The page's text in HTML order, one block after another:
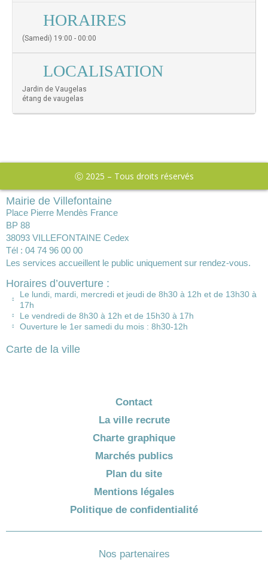
HORAIRES
(Samedi) 19:00 - 00:00
LOCALISATION
Jardin de Vaugelas
étang de vaugelas
Ⓒ 2025 – Tous droits réservés
Mairie de Villefontaine
Place Pierre Mendès France
BP 88
38093 VILLEFONTAINE Cedex
Tél : 04 74 96 00 00
Les services accueillent le public uniquement sur rendez-vous.
Horaires d’ouverture :
Le lundi, mardi, mercredi et jeudi de 8h30 à 12h et de 13h30 à
17h
Le vendredi de 8h30 à 12h et de 15h30 à 17h
Ouverture le 1er samedi du mois : 8h30-12h
Carte de la ville
Contact
La ville recrute
Charte graphique
Marchés publics
Plan du site
Mentions légales
Politique de confidentialité
Nos partenaires